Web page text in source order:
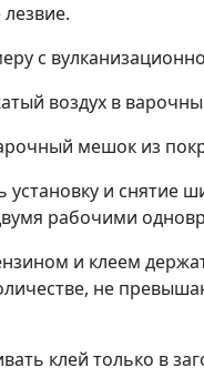
с
воздух в
мешок из
установку и снятие
рабочими
и клеем
не
клей только в